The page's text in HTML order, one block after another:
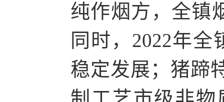
纯作烟方，全镇
同时，2022年
稳定发展；猪蹄